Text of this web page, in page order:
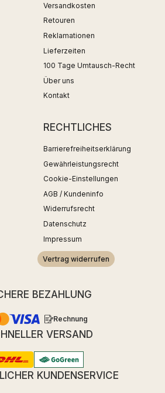
Versandkosten
Retouren
Reklamationen
Lieferzeiten
100 Tage Umtausch-Recht
Über uns
Kontakt
RECHTLICHES
Barrierefreiheitserklärung
Gewährleistungsrecht
Cookie-Einstellungen
AGB / Kundeninfo
Widerrufsrecht
Datenschutz
Impressum
Vertrag widerrufen
BEZAHLUNG
Rechnung
VERSAND
KUNDENSERVICE